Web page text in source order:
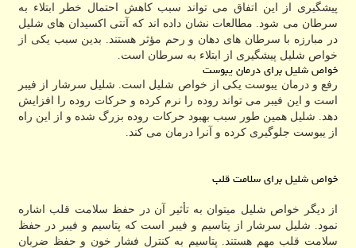
پیشگیری از این اتفاق می تواند سبب کاهش احتمال خطر ابتلاء به
سرطان می شود. مطالعات نشان داده اند که آنتی اکسیدان های شلیل
در مبارزه با سرطان های دهان و رحم مؤثر هستند. بدین سبب یکی از
خواص شلیل پیشگیری از ابتلاء به سرطان است.
خواص شلیل برای درمان یبوست
رفع و درمان یبوست یکی از خواص شلیل است. شلیل سرشار از فیبر
است و این فیبر می تواند روده را نرم کرده و حرکات روده را افزایش
دهد. شلیل همین طور سبب بهبود حرکات روده بزرگ شده و از این راه
از یبوست جلوگیری کرده و آنرا درمان می کند.
خواص شلیل برای سلامت قلب
از دیگر خواص شلیل میتوان به تأثیر آن در حفظ سلامت قلب اشاره
نمود. شلیل سرشار از پتاسیم و فیبر است که پتاسیم و فیبر در حفظ
سلامت قلب مهم هستند. پتاسیم به کنترل فشار خون و حفظ ضربان